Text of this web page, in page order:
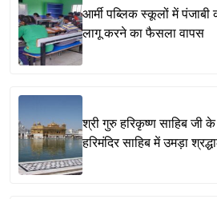
आर्मी पब्लिक स्कूलों में पंजाबी
लागू करने का फैसला वापस
श्री गुरु हरिकृष्ण साहिब जी के
हरिमंदिर साहिब में उमड़ा